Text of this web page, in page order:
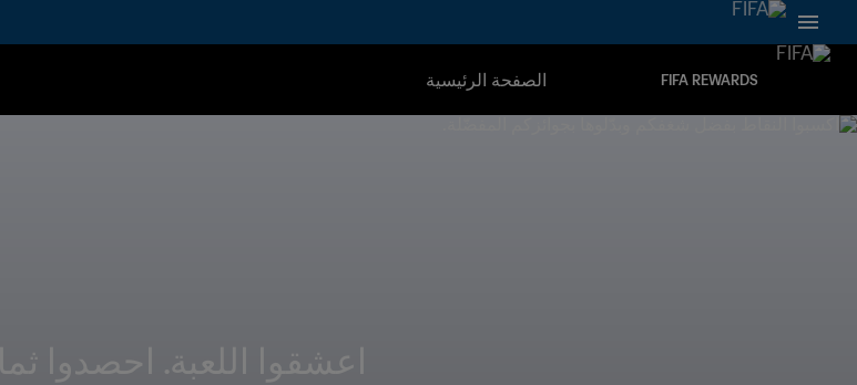
FIFA REWARDS الصفحة الرئيسية
اعشقوا اللعبة. احصدوا